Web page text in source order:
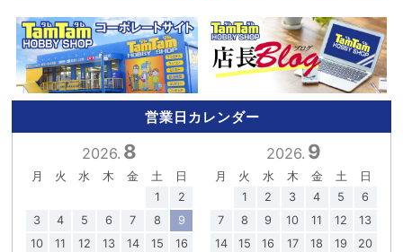
営業日カレンダー
2026. 8
月 火 水 木 金 土
日
1
2
3
4 5 6 7 8
9
10
11 12 13 14 15
16
2026. 9
月 火 水 木 金 土
日
1
2 3 4 5
6
7
8 9 10 11 12
13
14
15 16 17 18 19
20